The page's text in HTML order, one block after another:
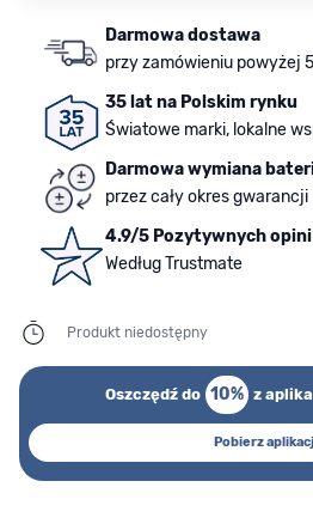
Darmowa dostawa
przy zamówieniu powyżej
35 lat na Polskim rynku
Światowe marki, lokalne
Darmowa wymiana
przez cały okres gwarancji
4.9/5 Pozytywnych opini
Według Trustmate
Produkt niedostępny
Oszczędź do 10% z
Pobierz